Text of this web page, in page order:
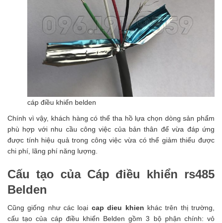
cáp điều khiển belden
Chính vì vậy, khách hàng có thể tha hồ lựa chọn dòng sản phẩm
phù hợp với nhu cầu công việc của bản thân để vừa đáp ứng
được tính hiệu quả trong công việc vừa có thể giảm thiểu được
chi phí, lãng phí năng lượng.
Cấu tạo của Cáp điều khiển rs485
Belden
Cũng giống như các loại cap dieu khien khác trên thị trường,
cấu tạo của cáp điều khiển Belden gồm 3 bộ phận chính: vỏ